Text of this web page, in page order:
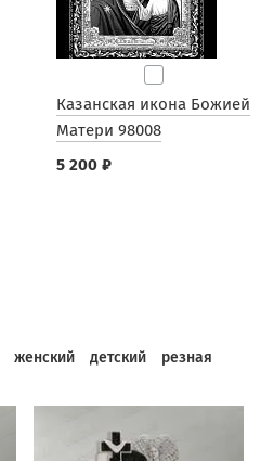
Казанская икона Божией
Матери 98008
5 200 ₽
женский детский резная